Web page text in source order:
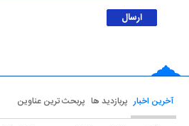
آخرین اخبار پربازدید ها پربحث ترین عناوین